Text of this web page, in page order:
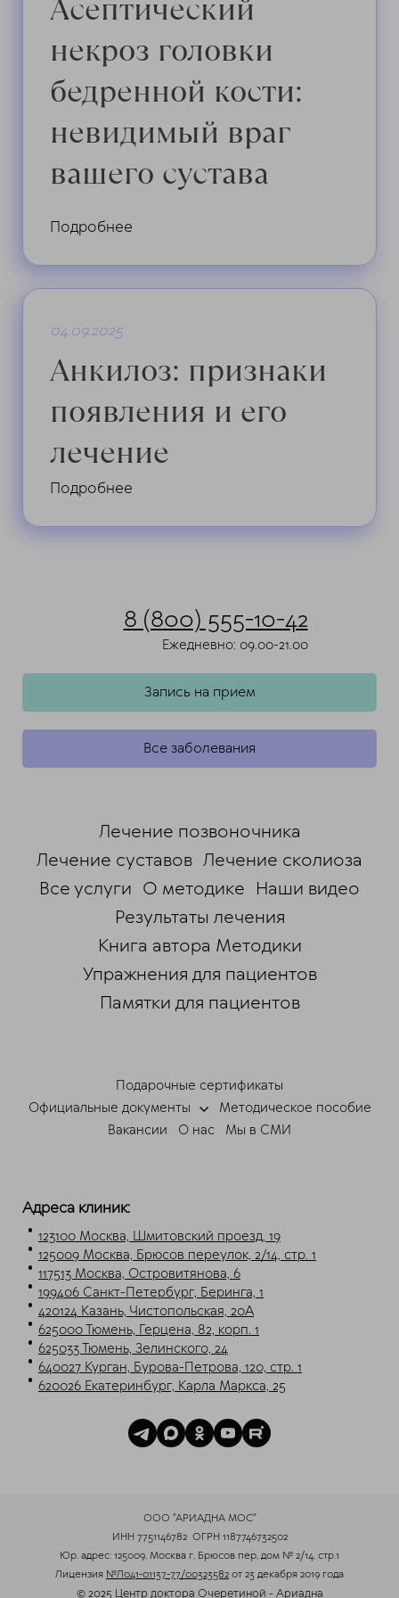
Асептический
некроз головки
бедренной кости:
невидимый враг
вашего сустава
Подробнее
04.09.2025
Анкилоз: признаки
появления и его
лечение
Подробнее
8 (800) 555-10-42
Ежедневно: 09.00-21.00
Запись на прием
Все заболевания
Лечение позвоночника
Лечение суставов Лечение сколиоза
Все услуги О методике Наши видео
Результаты лечения
Книга автора Методики
Упражнения для пациентов
Памятки для пациентов
Подарочные сертификаты
Официальные документы
Методическое пособие
Вакансии
О нас Мы в СМИ
Адреса клиник:
123100 Москва, Шмитовский проезд, 19
125009 Москва, Брюсов переулок, 2/14, стр. 1
117513 Москва, Островитянова, 6
199406 Санкт-Петербург, Беринга, 1
420124 Казань, Чистопольская, 20А
625000 Тюмень, Герцена, 82, корп. 1
625033 Тюмень, Зелинского, 24
640027 Курган, Бурова-Петрова, 120, стр. 1
620026 Екатеринбург, Карла Маркса, 25
ООО "АРИАДНА МОС"
ИНН 7751146782 ОГРН 1187746732502
Юр. адрес: 125009, Москва г, Брюсов пер, дом № 2/14, стр.1
Лицензия №Л041-01137-77/00323582 от 23 декабря 2019 года
© 2025 Центр доктора Очеретиной - Ариадна
Мессенджеры
Свяжитесь с нами через любой удобный